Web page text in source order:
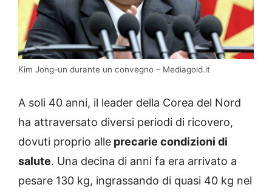
Kim Jong-un durante un convegno – Mediagold.it
A soli 40 anni, il leader della Corea del Nord
ha attraversato diversi periodi di ricovero,
dovuti proprio alle precarie condizioni di
salute. Una decina di anni fa era arrivato a
pesare 130 kg, ingrassando di quasi 40 kg nel